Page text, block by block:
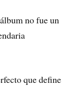
no fue un
que define